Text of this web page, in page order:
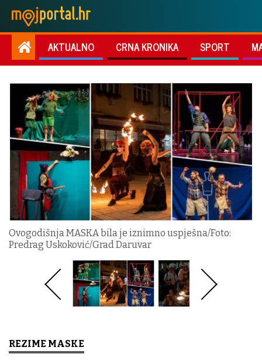
AKTUALNO CRNA KRONIKA SPORT
Ovogodišnja MASKA bila je iznimno uspješna/Foto:
Predrag Uskoković/Grad Daruvar
REZIME MASKE